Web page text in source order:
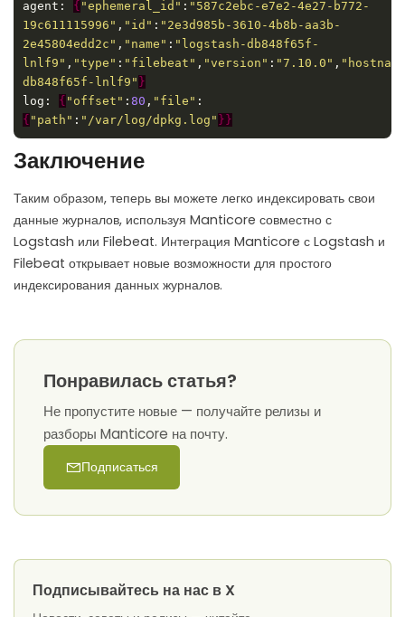
agent: { "ephemeral_id" : "587c2ebc-e7e2-4e27-b772-
19c611115996" , "id" : "2e3d985b-3610-4b8b-aa3b-
2e45804edd2c" , "name" : "logstash-db848f65f-
lnlf9" , "type" : "filebeat" , "version" : "7.10.0" ,
db848f65f-lnlf9" }
log: { "offset" : 80 , "file" :
{ "path" : "/var/log/dpkg.log" }}
Заключение
Таким образом, теперь вы можете легко индексировать свои
данные журналов, используя Manticore совместно с
Logstash или Filebeat. Интеграция Manticore с Logstash и
Filebeat открывает новые возможности для простого
индексирования данных журналов.
Понравилась статья?
Не пропустите новые — получайте релизы и
разборы Manticore на почту.
Подписаться
Подписывайтесь на нас в X